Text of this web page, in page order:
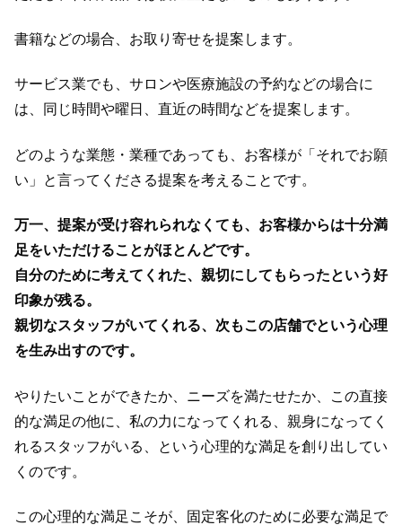
書籍などの場合、お取り寄せを提案します。
サービス業でも、サロンや医療施設の予約などの場合に
は、同じ時間や曜日、直近の時間などを提案します。
どのような業態・業種であっても、お客様が「それでお願
い」と言ってくださる提案を考えることです。
万一、提案が受け容れられなくても、お客様からは十分満
足をいただけることがほとんどです。
自分のために考えてくれた、親切にしてもらったという好
印象が残る。
親切なスタッフがいてくれる、次もこの店舗でという心理
を生み出すのです。
やりたいことができたか、ニーズを満たせたか、この直接
的な満足の他に、私の力になってくれる、親身になってく
れるスタッフがいる、という心理的な満足を創り出してい
くのです。
この心理的な満足こそが、固定客化のために必要な満足で